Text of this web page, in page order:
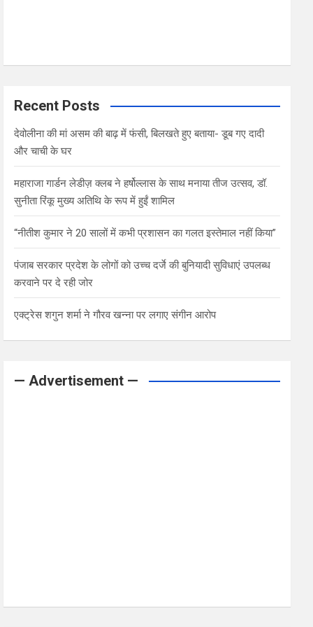
Recent Posts
देवोलीना की मां असम की बाढ़ में फंसी, बिलखते हुए बताया- डूब गए दादी
और चाची के घर
महाराजा गार्डन लेडीज़ क्लब ने हर्षोल्लास के साथ मनाया तीज उत्सव, डॉ.
सुनीता रिंकू मुख्य अतिथि के रूप में हुईं शामिल
“नीतीश कुमार ने 20 सालों में कभी प्रशासन का गलत इस्तेमाल नहीं किया”
पंजाब सरकार प्रदेश के लोगों को उच्च दर्जे की बुनियादी सुविधाएं उपलब्ध
करवाने पर दे रही जोर
एक्ट्रेस शगुन शर्मा ने गौरव खन्ना पर लगाए संगीन आरोप
— Advertisement —